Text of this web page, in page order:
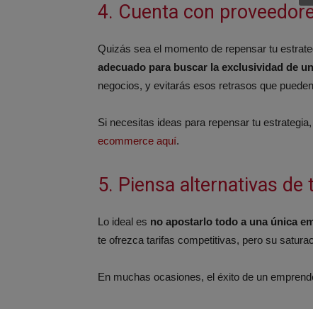
4. Cuenta con
Quizás sea el momento de repensar tu
adecuado para buscar la exclusividad de
negocios, y evitarás esos retrasos que
Si necesitas ideas para repensar tu
ecommerce aquí.
5. Piensa alternativas de
Lo ideal es no apostarlo todo a una única
te ofrezca tarifas competitivas, pero su
En muchas ocasiones, el éxito de un